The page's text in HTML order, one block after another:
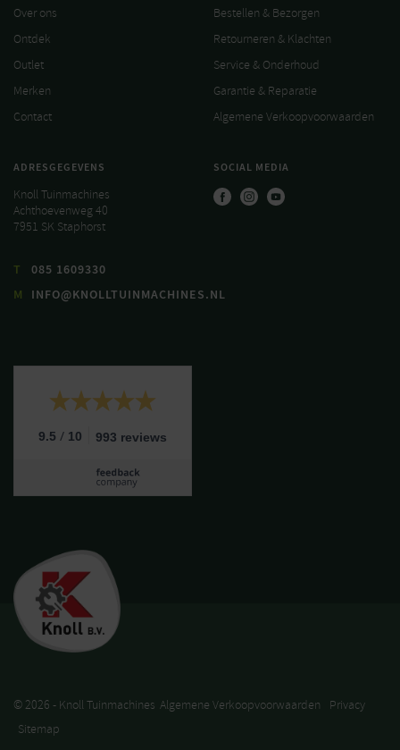
Over ons
Ontdek
Outlet
Merken
Contact
Bestellen & Bezorgen
Retourneren & Klachten
Service & Onderhoud
Garantie & Reparatie
Algemene Verkoopvoorwaarden
ADRESGEGEVENS
Knoll Tuinmachines
Achthoevenweg 40
7951 SK Staphorst
T
085 1609330
M
INFO@KNOLLTUINMACHINES.NL
SOCIAL MEDIA
9.5 / 10 993 reviews
© 2026 - Knoll Tuinmachines Algemene Verkoopvoorwaarden
Privacy
Sitemap